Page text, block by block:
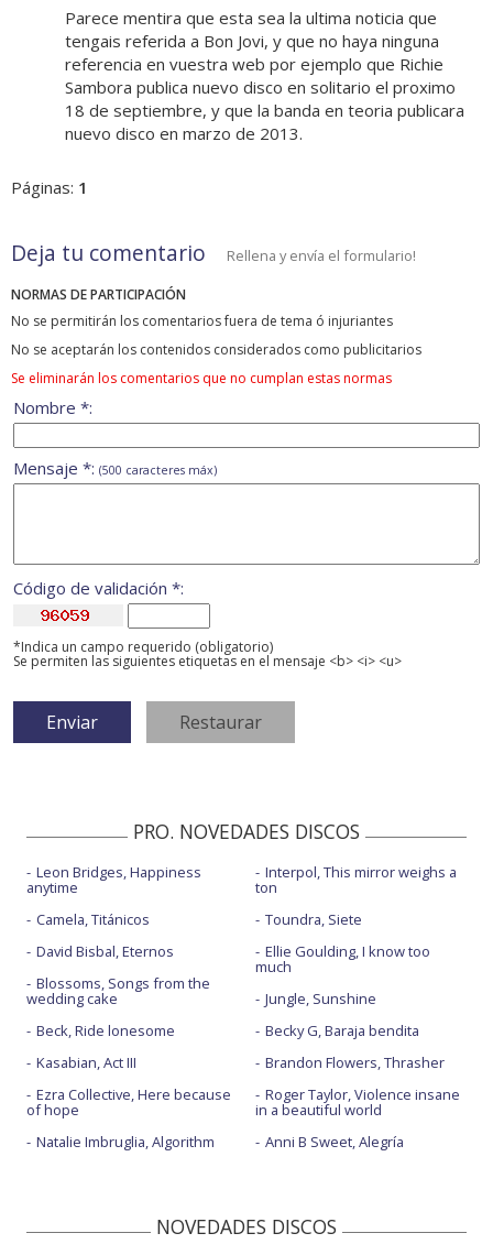
Parece mentira que esta sea la ultima noticia que
tengais referida a Bon Jovi, y que no haya ninguna
referencia en vuestra web por ejemplo que Richie
Sambora publica nuevo disco en solitario el proximo
18 de septiembre, y que la banda en teoria publicara
nuevo disco en marzo de 2013.
Páginas: 1
Deja tu comentario Rellena y envía el formulario!
NORMAS DE PARTICIPACIÓN
No se permitirán los comentarios fuera de tema ó injuriantes
No se aceptarán los contenidos considerados como publicitarios
Se eliminarán los comentarios que no cumplan estas normas
Nombre *:
Mensaje *: (500 caracteres máx)
Código de validación *:
*Indica un campo requerido (obligatorio)
Se permiten las siguientes etiquetas en el mensaje <b> <i> <u>
PRO. NOVEDADES DISCOS
Leon Bridges, Happiness
anytime
Camela, Titánicos
David Bisbal, Eternos
Blossoms, Songs from the
wedding cake
Beck, Ride lonesome
Kasabian, Act III
Ezra Collective, Here because
of hope
Natalie Imbruglia, Algorithm
Interpol, This mirror weighs a
ton
Toundra, Siete
Ellie Goulding, I know too
much
Jungle, Sunshine
Becky G, Baraja bendita
Brandon Flowers, Thrasher
Roger Taylor, Violence insane
in a beautiful world
Anni B Sweet, Alegría
NOVEDADES DISCOS